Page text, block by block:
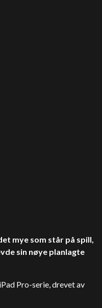
mye som står på spill,
sin nøye planlagte
Pro-serie, drevet av